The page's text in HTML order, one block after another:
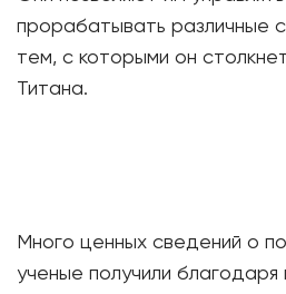
прорабатывать различные
тем, с которыми он
Титана.
Много ценных сведений о
ученые получили